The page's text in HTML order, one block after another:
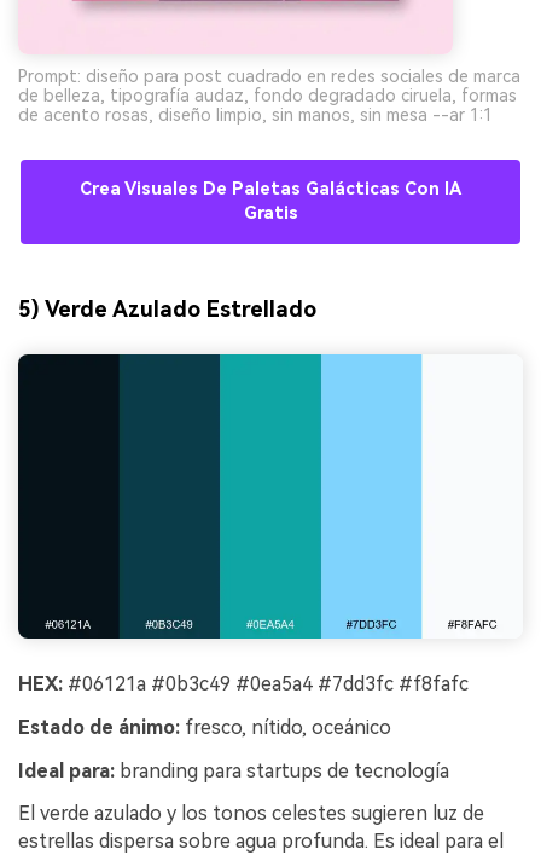
Prompt: diseño para post cuadrado en redes sociales de marca
de belleza, tipografía audaz, fondo degradado ciruela, formas
de acento rosas, diseño limpio, sin manos, sin mesa --ar 1:1
Crea Visuales De Paletas Galácticas Con IA
Gratis
5) Verde Azulado Estrellado
HEX: #06121a #0b3c49 #0ea5a4 #7dd3fc #f8fafc
Estado de ánimo: fresco, nítido, oceánico
Ideal para: branding para startups de tecnología
El verde azulado y los tonos celestes sugieren luz de
estrellas dispersa sobre agua profunda. Es ideal para el